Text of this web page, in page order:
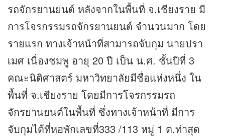
รถจักรยานยนต์ หลังจากในพื้นที่ จ.เชียงราย มี
การโจรกรรมรถจักรยานยนต์ จำนวนมาก โดย
รายแรก ทางเจ้าหน้าที่สามารถจับกุม นายปรา
เมศ เนื่องชมพู อายุ 20 ปี เป็น น.ศ. ชั้นปีที่ 3
คณะนิติศาสตร์ มหาวิทยาลัยมีชื่อแห่งหนึ่ง ใน
พื้นที่ จ.เชียงราย โดยมีการโจรกรรมรถ
จักรยานยนต์ในพื้นที่ ซึ่งทางเจ้าหน้าที่ มีการ
จับกุมได้ที่หอพักเลขที่333 /113 หมู่ 1 ต.ท่าสุด